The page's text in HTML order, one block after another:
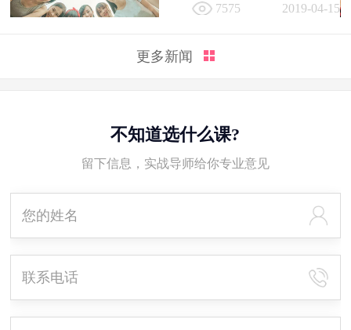
7575
2019-04-15
更多新闻
不知道选什么课?
留下信息，实战导师给你专业意见